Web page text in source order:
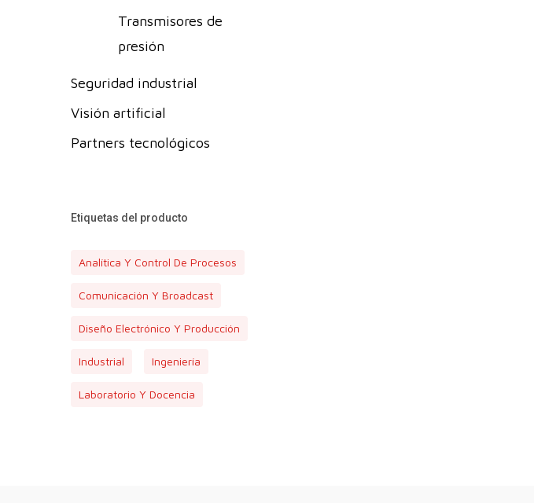
Transmisores de
presión
Seguridad industrial
Visión artificial
Partners tecnológicos
Etiquetas del producto
Analítica Y Control De Procesos
Comunicación Y Broadcast
Diseño Electrónico Y Producción
Industrial Ingeniería
Laboratorio Y Docencia